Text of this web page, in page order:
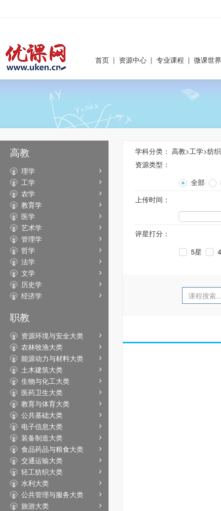
首页 | 资源中心 | 专业课程 | 微课世界
高教
理学
工学
农学
教育学
医学
艺术学
管理学
哲学
法学
文学
历史学
经济学
职教
资源环境与安全大类
农林牧渔大类
能源动力与材料大类
土木建筑大类
生物与化工大类
医药卫生大类
教育与体育大类
公共基础大类
电子信息大类
装备制造大类
食品药品与粮食大类
交通运输大类
轻工纺织大类
水利大类
公共管理与服务大类
旅游大类
学科分类： 高教>工学>纺
资源类型：
全部
上传时间：
评星打分：
5星